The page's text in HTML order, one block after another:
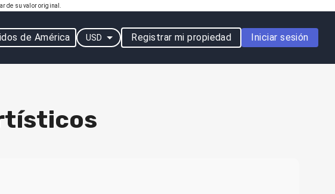
de su valor original.
de América USD Registrar mi propiedad Iniciar sesión